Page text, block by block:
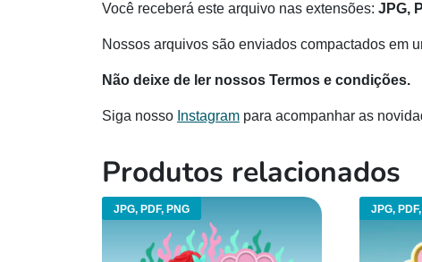
Você receberá este arquivo nas extensões: JPG,
Nossos arquivos são enviados compactados em
Não deixe de ler nossos Termos e condições.
Siga nosso Instagram para acompanhar as
Produtos relacionados
JPG, PDF, PNG JPG,